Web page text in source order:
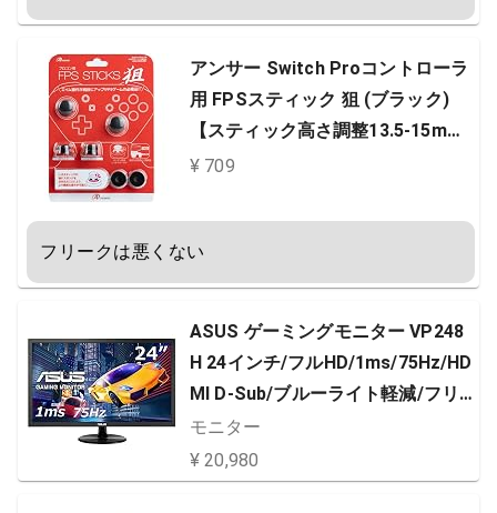
アンサー Switch Proコントローラ
用 FPSスティック 狙 (ブラック)
【スティック高さ調整13.5-15mm/
直径17.5-19mm/アシストリング10
止め/SwitchLite対応】
¥ 709
フリークは悪くない
ASUS ゲーミングモニター VP248
H 24インチ/フルHD/1ms/75Hz/HD
MI D-Sub/ブルーライト軽減/フリ
ッカーフリー/VESA対応/スピーカ
ー/3年保証
モニター
¥ 20,980